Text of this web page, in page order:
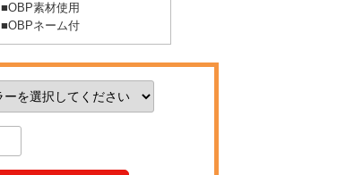
■OBP素材使用
■OBPネーム付